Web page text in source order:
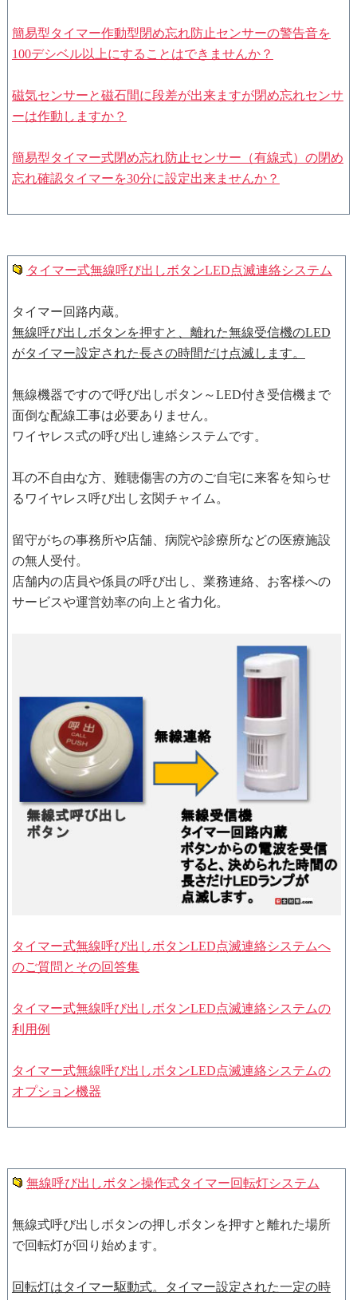
簡易型タイマー作動型閉め忘れ防止センサーの警告音を
100デシベル以上にすることはできませんか？
磁気センサーと磁石間に段差が出来ますが閉め忘れセンサ
ーは作動しますか？
簡易型タイマー式閉め忘れ防止センサー（有線式）の閉め
忘れ確認タイマーを30分に設定出来ませんか？
タイマー式無線呼び出しボタンLED点滅連絡システム
タイマー回路内蔵。
無線呼び出しボタンを押すと、離れた無線受信機のLED
がタイマー設定された長さの時間だけ点滅します。
無線機器ですので呼び出しボタン～LED付き受信機まで
面倒な配線工事は必要ありません。
ワイヤレス式の呼び出し連絡システムです。
耳の不自由な方、難聴傷害の方のご自宅に来客を知らせ
るワイヤレス呼び出し玄関チャイム。
留守がちの事務所や店舗、病院や診療所などの医療施設
の無人受付。
店舗内の店員や係員の呼び出し、業務連絡、お客様への
サービスや運営効率の向上と省力化。
タイマー式無線呼び出しボタンLED点滅連絡システムへ
のご質問とその回答集
タイマー式無線呼び出しボタンLED点滅連絡システムの
利用例
タイマー式無線呼び出しボタンLED点滅連絡システムの
オプション機器
無線呼び出しボタン操作式タイマー回転灯システム
無線式呼び出しボタンの押しボタンを押すと離れた場所
で回転灯が回り始めます。
回転灯はタイマー駆動式。タイマー設定された一定の時